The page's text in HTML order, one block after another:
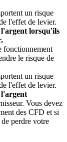
un risque
l'effet de levier.
l'argent lorsqu'ils
fonctionnement
le risque de
un risque
l'effet de levier.
l'argent
Vous devez
des CFD et si
perdre votre